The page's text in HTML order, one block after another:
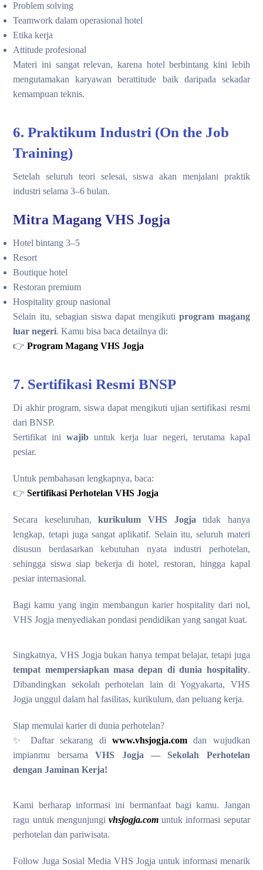
Problem solving
Teamwork dalam operasional hotel
Etika kerja
Attitude profesional
Materi ini sangat relevan, karena hotel berbintang kini lebih
mengutamakan karyawan berattitude baik daripada sekadar
kemampuan teknis.
6. Praktikum Industri (On the Job
Training)
Setelah seluruh teori selesai, siswa akan menjalani praktik
industri selama 3–6 bulan.
Mitra Magang VHS Jogja
Hotel bintang 3–5
Resort
Boutique hotel
Restoran premium
Hospitality group nasional
Selain itu, sebagian siswa dapat mengikutiprogram magang
luar negeri. Kamu bisa baca detailnya di:
👉Program Magang VHS Jogja
7. Sertifikasi Resmi BNSP
Di akhir program, siswa dapat mengikuti ujian sertifikasi resmi
dari BNSP.
Sertifikat ini wajibuntuk kerja luar negeri, terutama kapal
pesiar.
Untuk pembahasan lengkapnya, baca:
👉Sertifikasi Perhotelan VHS Jogja
Secara keseluruhan,kurikulum VHS Jogja tidak hanya
lengkap, tetapi juga sangat aplikatif. Selain itu, seluruh materi
disusun berdasarkan kebutuhan nyata industri perhotelan,
sehingga siswa siap bekerja di hotel, restoran, hingga kapal
pesiar internasional.
Bagi kamu yang ingin membangun karier hospitality dari nol,
VHS Jogja menyediakan pondasi pendidikan yang sangat kuat.
Singkatnya, VHS Jogja bukan hanya tempat belajar, tetapi juga
tempat mempersiapkan masa depan di dunia hospitality.
Dibandingkan sekolah perhotelan lain di Yogyakarta, VHS
Jogja unggul dalam hal fasilitas, kurikulum, dan peluang kerja.
Siap memulai karier di dunia perhotelan?
✨ Daftar sekarang di www.vhsjogja.comdan wujudkan
impianmu bersamaVHS Jogja — Sekolah Perhotelan
dengan Jaminan Kerja!
Kami berharap informasi ini bermanfaat bagi kamu. Jangan
ragu untuk mengunjungi vhsjogja.com untuk informasi seputar
perhotelan dan pariwisata.
Follow Juga Sosial Media VHS Jogja untuk informasi menarik